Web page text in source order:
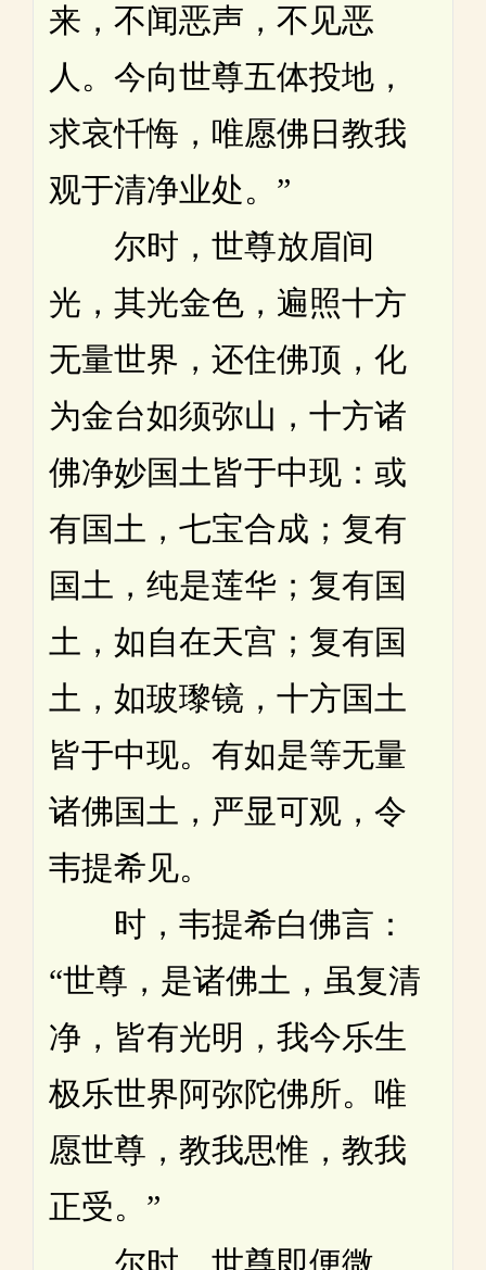
来，不闻恶声，不见恶
人。今向世尊五体投地，
求哀忏悔，唯愿佛日教我
观于清净业处。”
尔时，世尊放眉间
光，其光金色，遍照十方
无量世界，还住佛顶，化
为金台如须弥山，十方诸
佛净妙国土皆于中现：或
有国土，七宝合成；复有
国土，纯是莲华；复有国
土，如自在天宫；复有国
土，如玻瓈镜，十方国土
皆于中现。有如是等无量
诸佛国土，严显可观，令
韦提希见。
时，韦提希白佛言：
“世尊，是诸佛土，虽复清
净，皆有光明，我今乐生
极乐世界阿弥陀佛所。唯
愿世尊，教我思惟，教我
正受。”
尔时，世尊即便微